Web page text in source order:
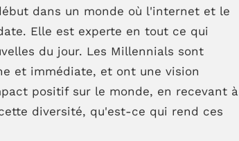
dans un monde où l'internet et le
Elle est experte en tout ce qui
du jour. Les Millennials sont
et immédiate, et ont une vision
positif sur le monde, en recevant à
diversité, qu'est-ce qui rend ces